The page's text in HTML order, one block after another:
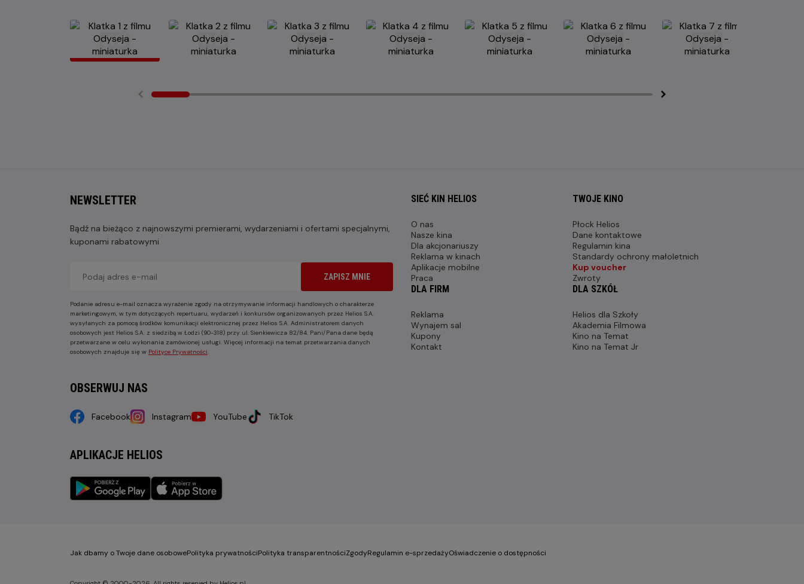
NEWSLETTER
Bądź na bieżąco z najnowszymi premierami, wydarzeniami i ofertami specjalnymi,
kuponami rabatowymi
ZAPISZ MNIE
Podanie adresu e-mail oznacza wyrażenie zgody na otrzymywanie informacji handlowych o charakterze
marketingowym, w tym dotyczących repertuaru, wydarzeń i konkursów organizowanych przez Helios S.A.
wysyłanych za pomocą środków komunikacji elektronicznej przez Helios S.A. Administratorem danych
osobowych jest Helios S.A. z siedzibą w Łodzi (90-318) przy ul. Sienkiewicza 82/84. Pani/Pana dane będą
przetwarzane w celu wykonania zamówionej usługi. Więcej informacji na temat przetwarzania danych
osobowych znajduje się w Polityce Prywatności.
OBSERWUJ NAS
Facebook Instagram YouTube TikTok
APLIKACJE HELIOS
SIEĆ KIN HELIOS
O nas
Nasze kina
Dla akcjonariuszy
Reklama w kinach
Aplikacje mobilne
Praca
TWOJE KINO
Płock Helios
Dane kontaktowe
Regulamin kina
Standardy ochrony małoletnich
Kup voucher
Zwroty
DLA FIRM
Reklama
Wynajem sal
Kupony
Kontakt
DLA SZKÓŁ
Helios dla Szkoły
Akademia Filmowa
Kino na Temat
Kino na Temat Jr
Jak dbamy o Twoje dane osobowePolityka prywatnościPolityka transparentnościZgodyRegulamin e-sprzedażyOświadczenie o dostępności